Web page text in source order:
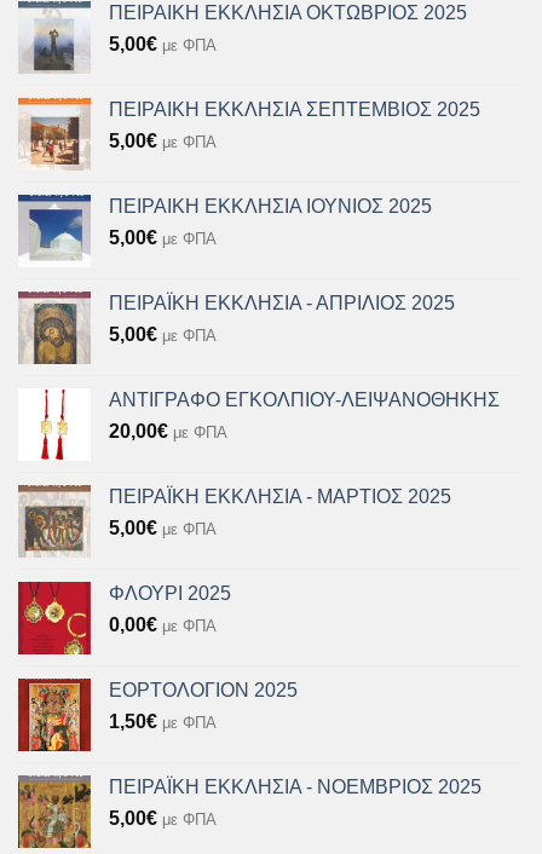
ΠΕΙΡΑΙΚΗ ΕΚΚΛΗΣΙΑ ΟΚΤΩΒΡΙΟΣ 2025
5,00€ με ΦΠΑ
ΠΕΙΡΑΙΚΗ ΕΚΚΛΗΣΙΑ ΣΕΠΤΕΜΒΙΟΣ 2025
5,00€ με ΦΠΑ
ΠΕΙΡΑΙΚΗ ΕΚΚΛΗΣΙΑ ΙΟΥΝΙΟΣ 2025
5,00€ με ΦΠΑ
ΠΕΙΡΑΪΚΗ ΕΚΚΛΗΣΙΑ - ΑΠΡΙΛΙΟΣ 2025
5,00€ με ΦΠΑ
ΑΝΤΙΓΡΑΦΟ ΕΓΚΟΛΠΙΟΥ-ΛΕΙΨΑΝΟΘΗΚΗΣ
20,00€ με ΦΠΑ
ΠΕΙΡΑΪΚΗ ΕΚΚΛΗΣΙΑ - ΜΑΡΤΙΟΣ 2025
5,00€ με ΦΠΑ
ΦΛΟΥΡΙ 2025
0,00€ με ΦΠΑ
ΕΟΡΤΟΛΟΓΙΟΝ 2025
1,50€ με ΦΠΑ
ΠΕΙΡΑΪΚΗ ΕΚΚΛΗΣΙΑ - ΝΟΕΜΒΡΙΟΣ 2025
5,00€ με ΦΠΑ